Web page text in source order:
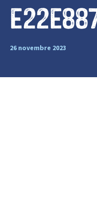
26 novembre 2023